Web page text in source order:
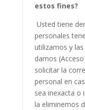
estos fines?
Usted tiene
personales
utilizamos y
damos
solicitar la
personal en
sea inexacta o
la eliminemos